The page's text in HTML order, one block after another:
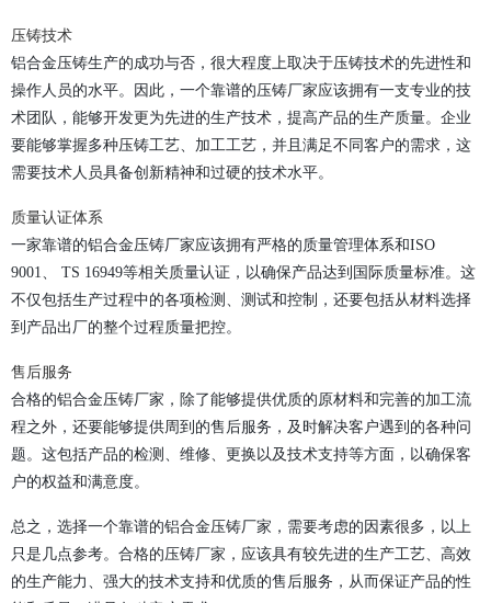
压铸技术
铝合金压铸生产的成功与否，很大程度上取决于压铸技术的先进性和
操作人员的水平。因此，一个靠谱的压铸厂家应该拥有一支专业的技
术团队，能够开发更为先进的生产技术，提高产品的生产质量。企业
要能够掌握多种压铸工艺、加工工艺，并且满足不同客户的需求，这
需要技术人员具备创新精神和过硬的技术水平。
质量认证体系
一家靠谱的铝合金压铸厂家应该拥有严格的质量管理体系和ISO
9001、 TS 16949等相关质量认证，以确保产品达到国际质量标准。这
不仅包括生产过程中的各项检测、测试和控制，还要包括从材料选择
到产品出厂的整个过程质量把控。
售后服务
合格的铝合金压铸厂家，除了能够提供优质的原材料和完善的加工流
程之外，还要能够提供周到的售后服务，及时解决客户遇到的各种问
题。这包括产品的检测、维修、更换以及技术支持等方面，以确保客
户的权益和满意度。
总之，选择一个靠谱的铝合金压铸厂家，需要考虑的因素很多，以上
只是几点参考。合格的压铸厂家，应该具有较先进的生产工艺、高效
的生产能力、强大的技术支持和优质的售后服务，从而保证产品的性